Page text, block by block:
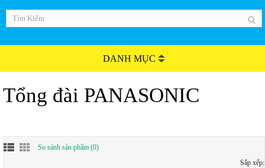
DANH MỤC
Tổng đài PANASONIC
So sánh sản phẩm (0)
Sắp xếp: